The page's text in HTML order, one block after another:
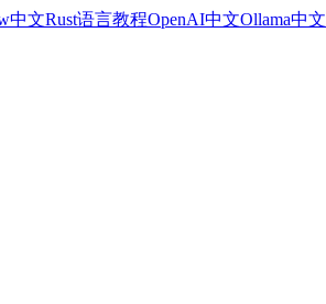
中文Rust语言教程OpenAI中文Ollama中文